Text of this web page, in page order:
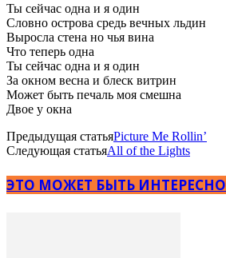
Ты сейчас одна и я один
Словно острова средь вечных льдин
Выросла стена но чья вина
Что теперь одна
Ты сейчас одна и я один
За окном весна и блеск витрин
Может быть печаль моя смешна
Двое у окна
Предыдущая статьяPicture Me Rollin’
Следующая статьяAll of the Lights
ЭТО МОЖЕТ БЫТЬ ИНТЕРЕСНО